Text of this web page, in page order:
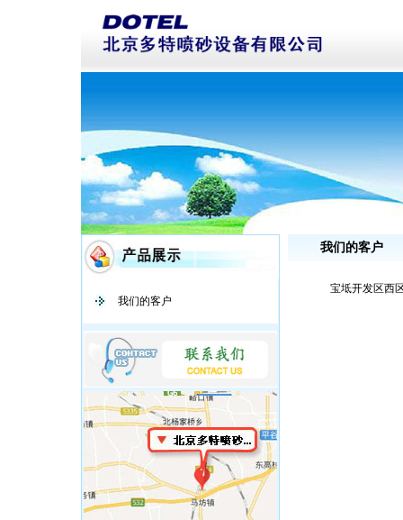
我们的客户
我们的客户
宝坻开发区西